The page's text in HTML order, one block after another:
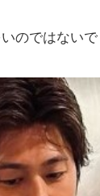
のではないで